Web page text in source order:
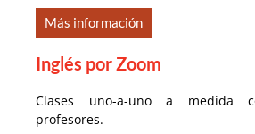
Más información
Inglés por Zoom
Clases uno-a-uno a medida
profesores.